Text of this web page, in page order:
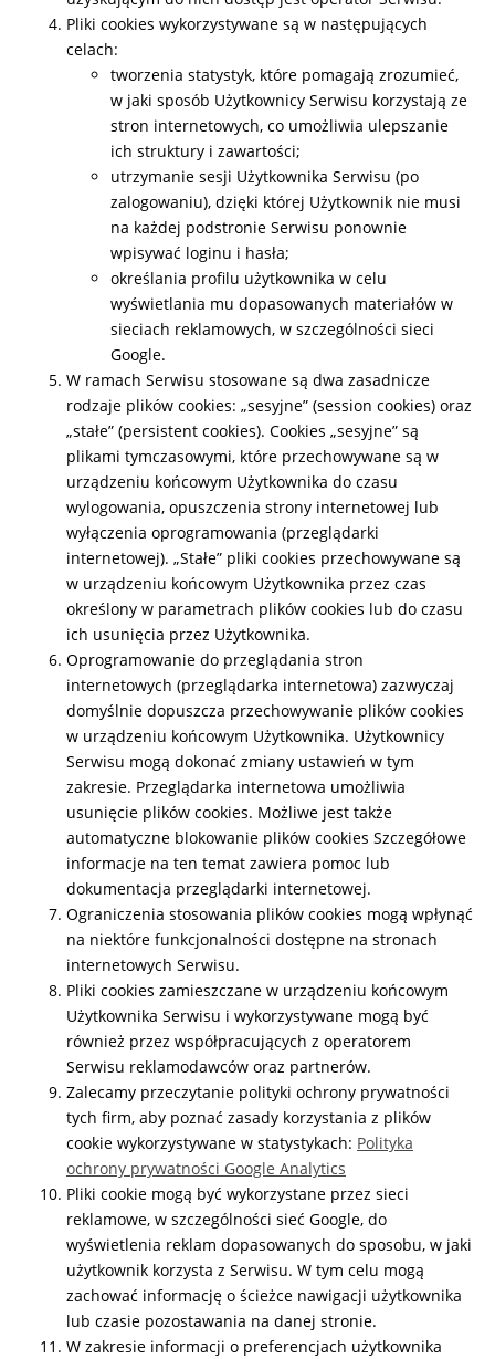
Pliki cookies wykorzystywane są w następujących
celach:
tworzenia statystyk, które pomagają zrozumieć,
w jaki sposób Użytkownicy Serwisu korzystają ze
stron internetowych, co umożliwia ulepszanie
ich struktury i zawartości;
utrzymanie sesji Użytkownika Serwisu (po
zalogowaniu), dzięki której Użytkownik nie musi
na każdej podstronie Serwisu ponownie
wpisywać loginu i hasła;
określania profilu użytkownika w celu
wyświetlania mu dopasowanych materiałów w
sieciach reklamowych, w szczególności sieci
Google.
W ramach Serwisu stosowane są dwa zasadnicze
rodzaje plików cookies: „sesyjne” (session cookies) oraz
„stałe” (persistent cookies). Cookies „sesyjne” są
plikami tymczasowymi, które przechowywane są w
urządzeniu końcowym Użytkownika do czasu
wylogowania, opuszczenia strony internetowej lub
wyłączenia oprogramowania (przeglądarki
internetowej). „Stałe” pliki cookies przechowywane są
w urządzeniu końcowym Użytkownika przez czas
określony w parametrach plików cookies lub do czasu
ich usunięcia przez Użytkownika.
Oprogramowanie do przeglądania stron
internetowych (przeglądarka internetowa) zazwyczaj
domyślnie dopuszcza przechowywanie plików cookies
w urządzeniu końcowym Użytkownika. Użytkownicy
Serwisu mogą dokonać zmiany ustawień w tym
zakresie. Przeglądarka internetowa umożliwia
usunięcie plików cookies. Możliwe jest także
automatyczne blokowanie plików cookies Szczegółowe
informacje na ten temat zawiera pomoc lub
dokumentacja przeglądarki internetowej.
Ograniczenia stosowania plików cookies mogą wpłynąć
na niektóre funkcjonalności dostępne na stronach
internetowych Serwisu.
Pliki cookies zamieszczane w urządzeniu końcowym
Użytkownika Serwisu i wykorzystywane mogą być
również przez współpracujących z operatorem
Serwisu reklamodawców oraz partnerów.
Zalecamy przeczytanie polityki ochrony prywatności
tych firm, aby poznać zasady korzystania z plików
cookie wykorzystywane w statystykach: Polityka
ochrony prywatności Google Analytics
Pliki cookie mogą być wykorzystane przez sieci
reklamowe, w szczególności sieć Google, do
wyświetlenia reklam dopasowanych do sposobu, w jaki
użytkownik korzysta z Serwisu. W tym celu mogą
zachować informację o ścieżce nawigacji użytkownika
lub czasie pozostawania na danej stronie.
W zakresie informacji o preferencjach użytkownika